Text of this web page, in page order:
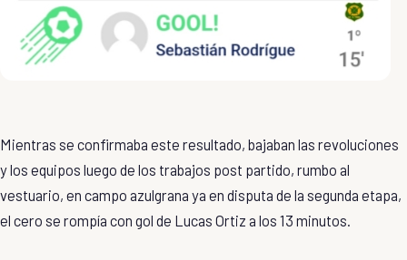
Mientras se confirmaba este resultado, bajaban las revoluciones
y los equipos luego de los trabajos post partido, rumbo al
vestuario, en campo azulgrana ya en disputa de la segunda etapa,
el cero se rompía con gol de Lucas Ortiz a los 13 minutos.